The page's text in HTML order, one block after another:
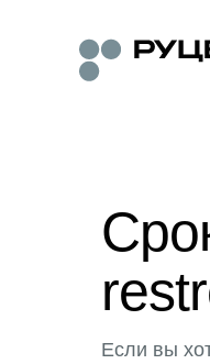
Если вы